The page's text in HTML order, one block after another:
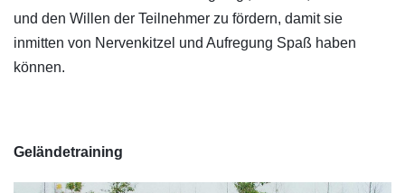
und den Willen der Teilnehmer zu fördern, damit sie
inmitten von Nervenkitzel und Aufregung Spaß haben
können.
Geländetraining